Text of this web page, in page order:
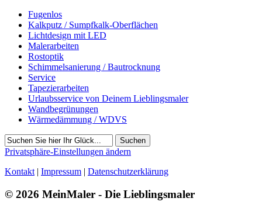
Fugenlos
Kalkputz / Sumpfkalk-Oberflächen
Lichtdesign mit LED
Malerarbeiten
Rostoptik
Schimmelsanierung / Bautrocknung
Service
Tapezierarbeiten
Urlaubsservice von Deinem Lieblingsmaler
Wandbegrünungen
Wärmedämmung / WDVS
Suchen
Privatsphäre-Einstellungen ändern
Kontakt | Impressum | Datenschutzerklärung
© 2026 MeinMaler - Die Lieblingsmaler